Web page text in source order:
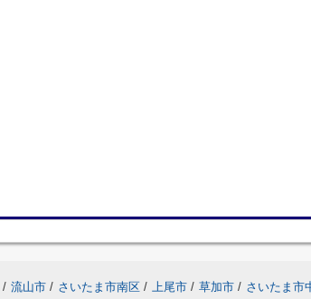
/ 流山市 / さいたま市南区 / 上尾市 / 草加市 / さいたま市